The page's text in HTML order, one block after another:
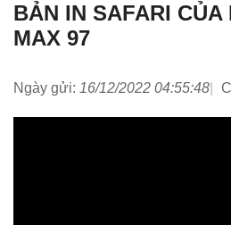
BẢN IN SAFARI
MAX 97
Ngày gửi: 16/12/2022 04:55:48